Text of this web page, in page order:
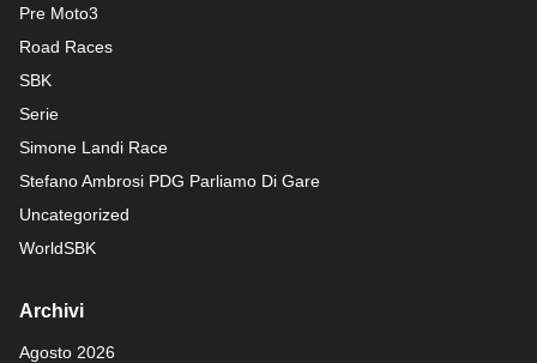
Pre Moto3
Road Races
SBK
Serie
Simone Landi Race
Stefano Ambrosi PDG Parliamo Di Gare
Uncategorized
WorldSBK
Archivi
Agosto 2026